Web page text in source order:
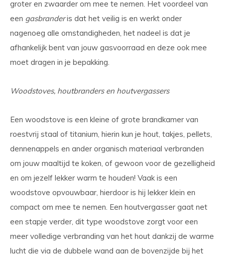
groter en zwaarder om mee te nemen. Het voordeel van
een gasbranderis dat het veilig is en werkt onder
nagenoeg alle omstandigheden, het nadeel is dat je
afhankelijk bent van jouw gasvoorraad en deze ook mee
moet dragen in je bepakking.
Woodstoves, houtbranders en houtvergassers
Een woodstove is een kleine of grote brandkamer van
roestvrij staal of titanium, hierin kun je hout, takjes, pellets,
dennenappels en ander organisch materiaal verbranden
om jouw maaltijd te koken, of gewoon voor de gezelligheid
en om jezelf lekker warm te houden! Vaak is een
woodstove opvouwbaar, hierdoor is hij lekker klein en
compact om mee te nemen. Een houtvergasser gaat net
een stapje verder, dit type woodstove zorgt voor een
meer volledige verbranding van het hout dankzij de warme
lucht die via de dubbele wand aan de bovenzijde bij het